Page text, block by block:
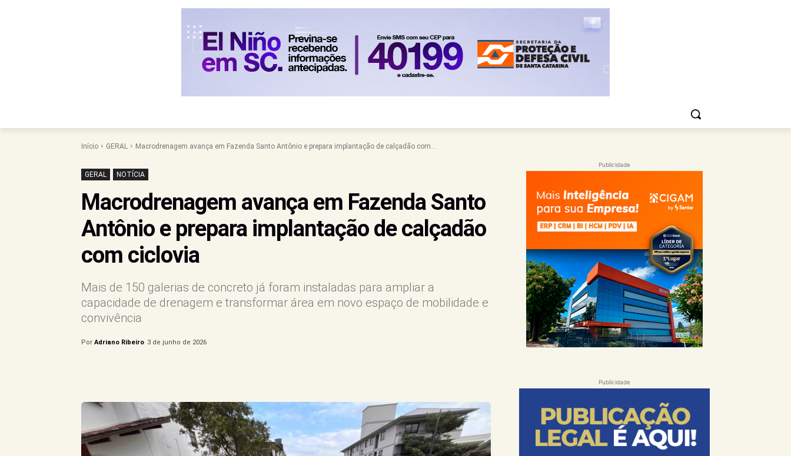
Início GERAL Macrodrenagem avança em Fazenda Santo Antônio e prepara implantação de calçadão com...
GERAL NOTÍCIA
Macrodrenagem avança em Fazenda Santo
Antônio e prepara implantação de calçadão
com ciclovia
Mais de 150 galerias de concreto já foram instaladas para ampliar a
capacidade de drenagem e transformar área em novo espaço de mobilidade e
convivência
Por Adriano Ribeiro 3 de junho de 2026
Publicidade
Publicidade